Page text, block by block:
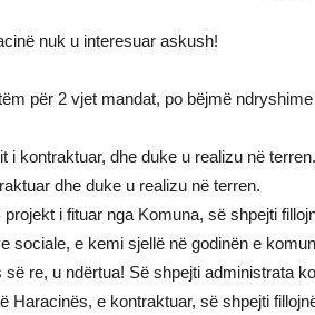
nuk u interesuar askush!
për 2 vjet mandat, po bëjmë
i kontraktuar, dhe duke u realizu në terren.
dhe duke u realizu në terren.
projekt i fituar nga Komuna, së shpejti
sociale, e kemi sjellë në godinën e
së re, u ndërtua! Së shpejti administrata
Haracinës, e kontraktuar, së shpejti